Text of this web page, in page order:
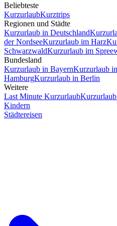
Beliebteste
KurzurlaubKurztrips
Regionen und Städte
Kurzurlaub in Deutschland
der NordseeKurzurlaub im Harz
SchwarzwaldKurzurlaub im
Bundesland
Kurzurlaub in BayernKurzurlaub
HamburgKurzurlaub in Berlin
Weitere
Last Minute Kurzurlaub
Kindern
Städtereisen